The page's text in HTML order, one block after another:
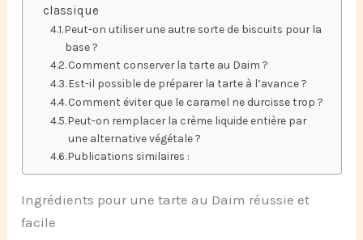
classique
Peut-on utiliser une autre sorte de biscuits pour la
base ?
Comment conserver la tarte au Daim ?
Est-il possible de préparer la tarte à l’avance ?
Comment éviter que le caramel ne durcisse trop ?
Peut-on remplacer la crème liquide entière par
une alternative végétale ?
Publications similaires :
Ingrédients pour une tarte au Daim réussie et
facile